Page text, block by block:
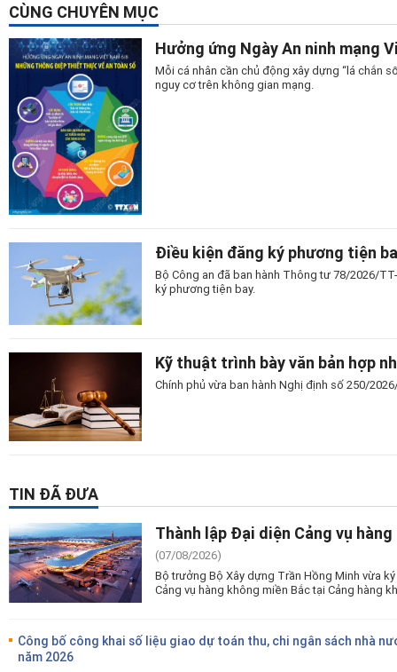
CÙNG CHUYÊN MỤC
Hưởng ứng Ngày An ninh mạng
Mỗi cá nhân cần chủ động xây dựng “lá chắn
nguy cơ trên không gian mạng.
Điều kiện đăng ký phương tiện
Bộ Công an đã ban hành Thông tư 78/2026/
ký phương tiện bay.
Kỹ thuật trình bày văn bản hợp
Chính phủ vừa ban hành Nghị định số 250/
TIN ĐÃ ĐƯA
Thành lập Đại diện Cảng vụ
(07/08/2026)
Bộ trưởng Bộ Xây dựng Trần Hồng Minh vừa
Cảng vụ hàng không miền Bắc tại Cảng hàng
Công bố công khai số liệu giao dự toán thu, chi ngân sách nhà
năm 2026